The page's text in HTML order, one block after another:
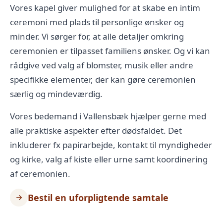
Vores kapel giver mulighed for at skabe en intim
ceremoni med plads til personlige ønsker og
minder. Vi sørger for, at alle detaljer omkring
ceremonien er tilpasset familiens ønsker. Og vi kan
rådgive ved valg afblomster, musik eller andre
specifikke elementer, der kan gøre ceremonien
særlig og mindeværdig.
Vores bedemand i Vallensbæk hjælper gerne med
alle praktiske aspekter efter dødsfaldet. Det
inkluderer fx papirarbejde, kontakt til myndigheder
og kirke, valg af kiste eller urne samt koordinering
af ceremonien.
Bestil en uforpligtende samtale